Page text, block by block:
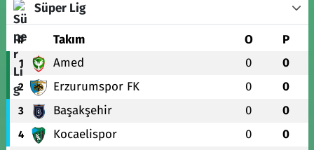
Süper Lig
# Takım O P
1 Amed 0 0
2 Erzurumspor FK 0 0
3 Başakşehir 0 0
4 Kocaelispor 0 0